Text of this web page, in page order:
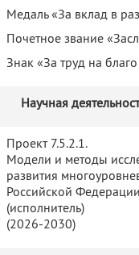
Медаль «За вклад в
Почетное звание
Знак «За труд на
Научная
Проект 7.5.2.1.
Модели и методы
развития
Российской
(исполнитель)
(2026-2030)